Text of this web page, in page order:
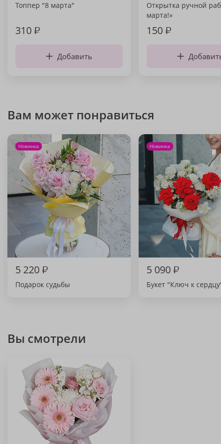
Топпер "8 марта"
310₽
Добавить
Открытка ручной
марта!»
150₽
Вам может понравиться
Новинка
5 220₽
Подарок судьбы
Новинка
5 090₽
Букет "Ключ к
Вы смотрели